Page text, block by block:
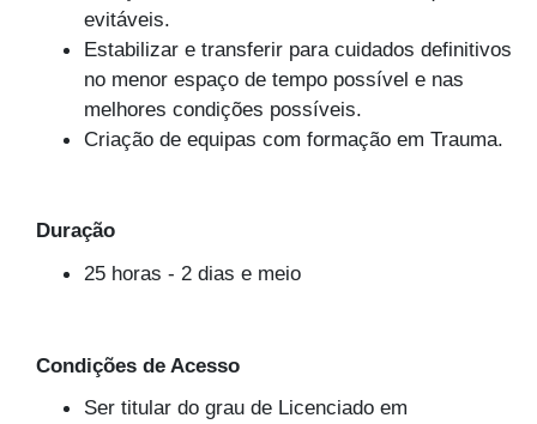
evitáveis.
Estabilizar e transferir para cuidados definitivos
no menor espaço de tempo possível e nas
melhores condições possíveis.
Criação de equipas com formação em Trauma.
Duração
25 horas - 2 dias e meio
Condições de Acesso
Ser titular do grau de Licenciado em